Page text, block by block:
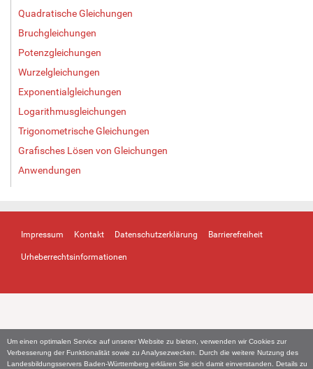
Um einen optimalen Service auf unserer Website zu bieten, verwenden wir Cookies zur
Verbesserung der Funktionalität sowie zu Analysezwecken. Durch die weitere Nutzung des
Landesbildungsservers Baden-Württemberg erklären Sie sich damit einverstanden. Details zu
Quadratische Gleichungen
Bruchgleichungen
Potenzgleichungen
Wurzelgleichungen
Exponentialgleichungen
Logarithmusgleichungen
Trigonometrische Gleichungen
Grafisches Lösen von Gleichungen
Anwendungen
Impressum Kontakt Datenschutzerklärung Barrierefreiheit
Urheberrechtsinformationen